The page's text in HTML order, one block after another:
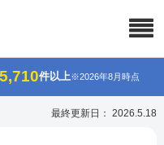
件以上※2026年8月時点
最終更新日： 2026.5.18